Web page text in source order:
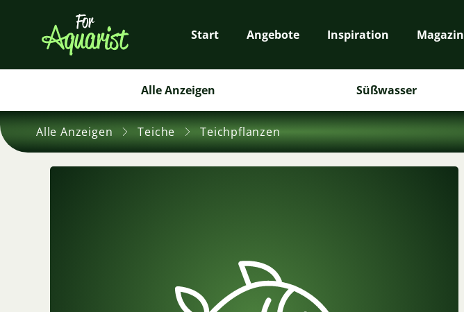
Start Angebote Inspiration Magazin
Alle Anzeigen Süßwasser
Alle Anzeigen Teiche Teichpflanzen